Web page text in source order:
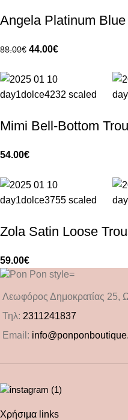
Angela Platinum
88.00€ 44.00€
Mimi Bell-Bottom
54.00€
Zola Satin Loose
59.00€
Λεωφόρος Δημοκρατίας 25,
Τηλ: 2311241837
Email:
Χρήσιμα links